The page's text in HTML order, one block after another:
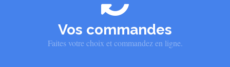
Vos commandes
Faites votre choix et commandez en ligne.